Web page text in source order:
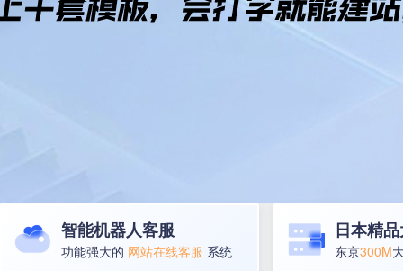
智能机器人客服
功能强大的 网站在线客服 系统
日本精
东京300M